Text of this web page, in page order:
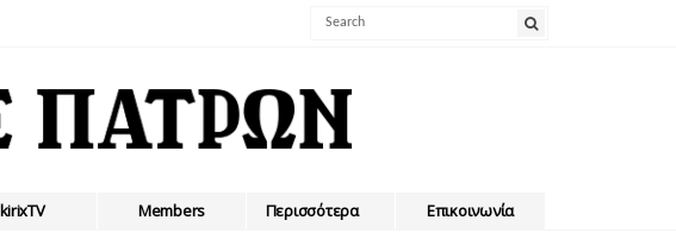
kirixTV Members Περισσότερα Επικοινωνία